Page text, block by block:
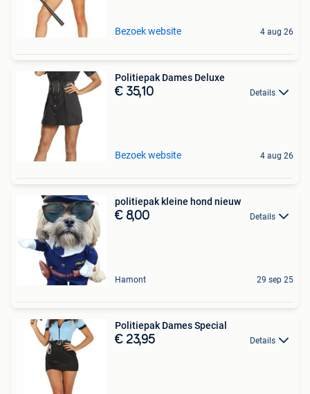
Bezoek website 4 aug 26
Politiepak Dames Deluxe
€ 35,10 Details
Bezoek website 4 aug 26
politiepak kleine hond nieuw
€ 8,00 Details
Hamont 29 sep 25
Politiepak Dames Special
€ 23,95 Details